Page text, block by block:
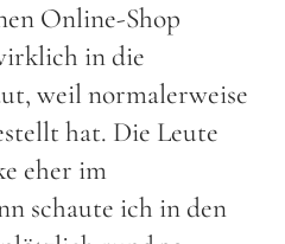
Online-Shop
in die
weil normalerweise
hat. Die Leute
eher im
schaute ich in den